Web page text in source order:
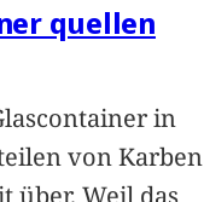
quellen
in
von Karben
über. Weil das